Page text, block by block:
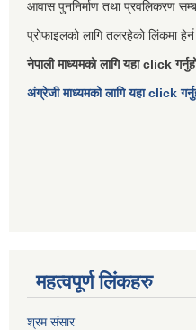
आवास पुननिर्माण तथा प्रवलिकरण
प्रोफाइलको लागि तलरहेको लिंकमा
नेपाली माध्यमको लागि यहा click
अंग्रेजी माध्यमको लागि यहा click
महत्वपूर्ण लिंकहरु
श्रम संसार